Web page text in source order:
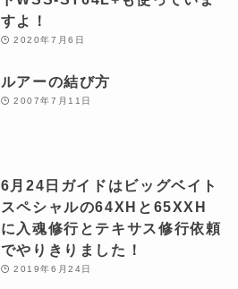
すよ！
2020年7月6日
ルアーの結び方
2007年7月11日
6月24日ガイドはビッグベイト
スペシャルの64XHと65XXH
に入魂修行とテキサス修行依頼
でやりきりました！
2019年6月24日